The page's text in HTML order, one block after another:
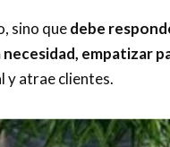
sino quedebe
empatizar
y atrae clientes.